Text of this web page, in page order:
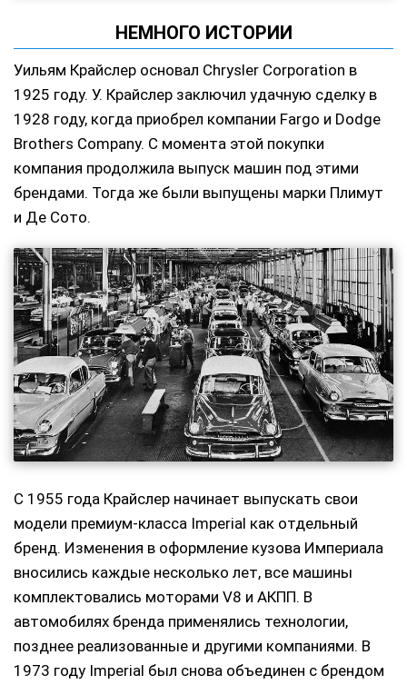
НЕМНОГО ИСТОРИИ
Уильям Крайслер основал Chrysler Corporation в
1925 году. У. Крайслер заключил удачную сделку в
1928 году, когда приобрел компании Fargo и Dodge
Brothers Company. С момента этой покупки
компания продолжила выпуск машин под этими
брендами. Тогда же были выпущены марки Плимут
и Де Сото.
С 1955 года Крайслер начинает выпускать свои
модели премиум-класса Imperial как отдельный
бренд. Изменения в оформление кузова Империала
вносились каждые несколько лет, все машины
комплектовались моторами V8 и АКПП. В
автомобилях бренда применялись технологии,
позднее реализованные и другими компаниями. В
1973 году Imperial был снова объединен с брендом